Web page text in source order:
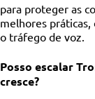
para proteger as
melhores
o tráfego de voz.
Posso escalar
cresce?